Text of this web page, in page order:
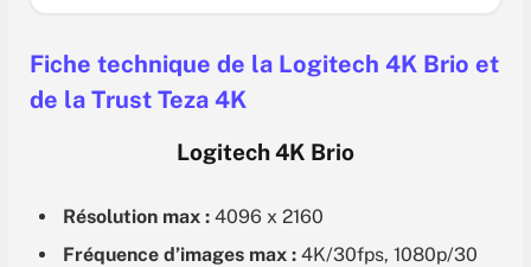
Fiche technique de la Logitech 4K Brio et
de la Trust Teza 4K
Logitech 4K Brio
Résolution max : 4096 x 2160
Fréquence d’images max : 4K/30fps, 1080p/30